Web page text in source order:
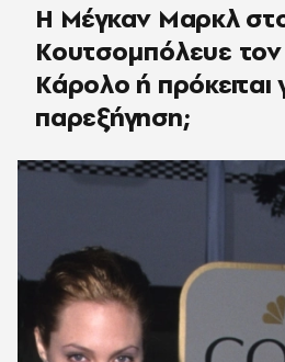
Η Μέγκαν Μαρκλ
Κουτσομπόλευε τον
Κάρολο ή πρόκειται
παρεξήγηση;